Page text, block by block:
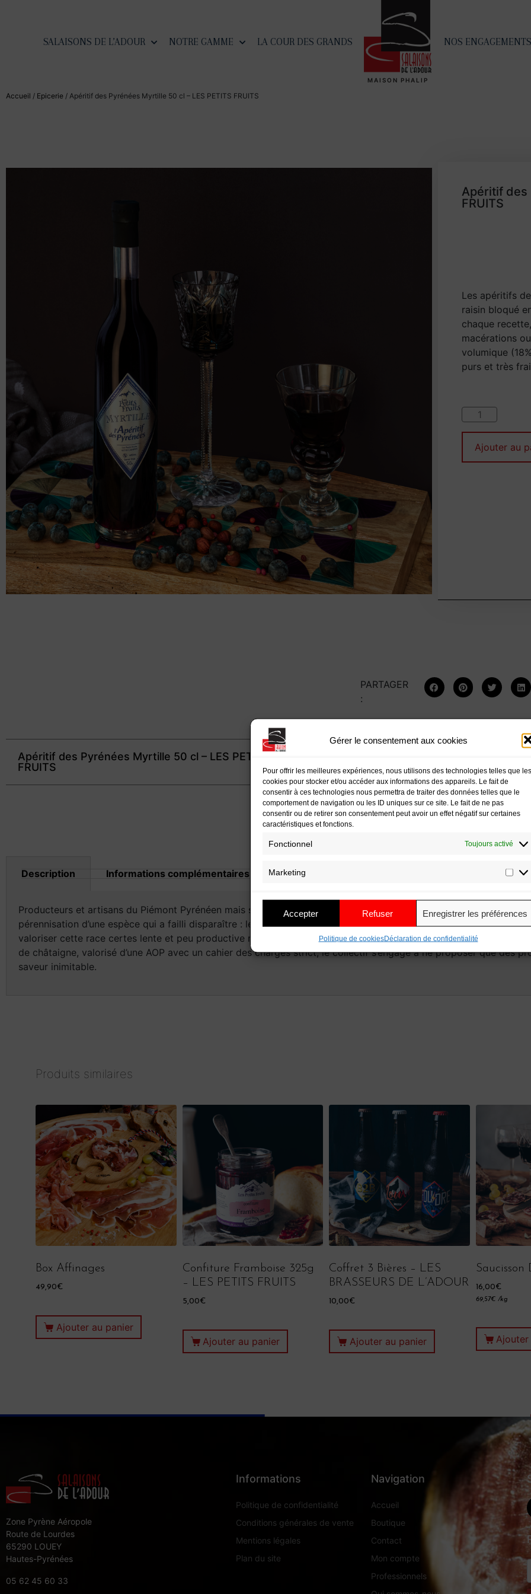
Gérer le consentement aux cookies
Pour offrir les meilleures expériences, nous utilisons des technologies telles que les
cookies pour stocker et/ou accéder aux informations des appareils. Le fait de
consentir à ces technologies nous permettra de traiter des données telles que le
comportement de navigation ou les ID uniques sur ce site. Le fait de ne pas
consentir ou de retirer son consentement peut avoir un effet négatif sur certaines
caractéristiques et fonctions.
Fonctionnel Toujours activé
Marketing
Accepter Refuser Enregistrer les préférences
Politique de cookiesDéclaration de confidentialité
SALAISONS DE L’ADOUR NOTRE GAMME LA COUR DES GRANDS
MAISON PHALIP
NOS
Accueil / Epicerie / Apéritif des Pyrénées Myrtille 50 cl – LES PETITS FRUITS
Apéritif des
FRUITS
Les apéritifs
raisin bloqué
chaque
macérations
volumique
purs et très
Ajouter au
PARTAGER
:
Apéritif des Pyrénées Myrtille 50 cl – LES PETITS
FRUITS
Description Informations complémentaires
Producteurs et artisans du Piémont Pyrénéen mais surtout passionnés du bon goût, le collectif Padouen a
pérennisation d’une espèce qui a failli disparaître : le porc noir de Bigorre. Face à l’élevage intensif, les éleveurs
valoriser cette race certes lente et peu productive mais au goût tellement supérieur ! Issu d’un élevage raisonné,
de châtaigne, valorisé d’une AOP avec un cahier des charges strict, le collectif s’engage à ne proposer que des
saveur inimitable.
Produits similaires
Box Affinages
49,90€
Ajouter au panier
Confiture Framboise 325g
– LES PETITS FRUITS
5,00€
Ajouter au panier
Coffret 3 Bières – LES
BRASSEURS DE L’ADOUR
10,00€
Ajouter au panier
Saucisson
16,00€
69,57€ /kg
Zone Pyrène Aéropole
Route de Lourdes
65290 LOUEY
Hautes-Pyrénées
05 62 45 60 33
Informations
Politique de confidentialité
Conditions générales de vente
Mentions légales
Plan du site
Navigation
Accueil
Boutique
Contact
Mon compte
Professionnels